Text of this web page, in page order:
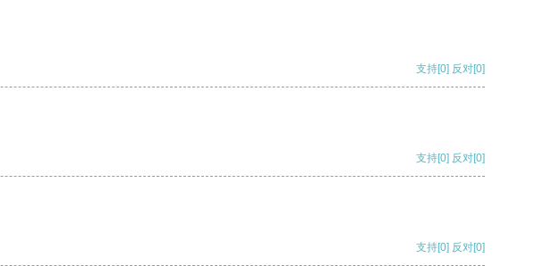
支持[0] 反对[0]
支持[0] 反对[0]
支持[0] 反对[0]